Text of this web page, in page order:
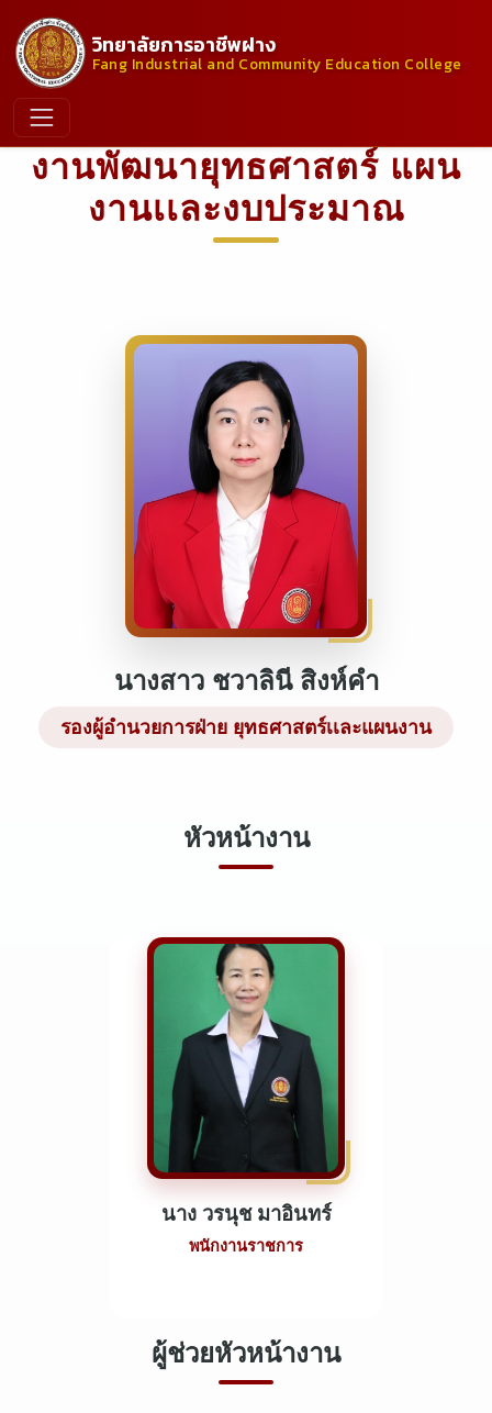
วิทยาลัยการอาชีพฝาง
Fang Industrial and Community Education College
งานพัฒนายุทธศาสตร์ แผน
งานเเละงบประมาณ
นางสาว ชวาลินี สิงห์คำ
รองผู้อำนวยการฝ่าย ยุทธศาสตร์เเละแผนงาน
หัวหน้างาน
นาง วรนุช มาอินทร์
พนักงานราชการ
ผู้ช่วยหัวหน้างาน